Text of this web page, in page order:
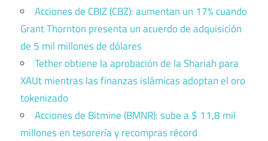
Acciones de CBIZ (CBZ): aumentan un 17% cuando
Grant Thornton presenta un acuerdo de adquisición
de 5 mil millones de dólares
Tether obtiene la aprobación de la Shariah para
XAUt mientras las finanzas islámicas adoptan el oro
tokenizado
Acciones de Bitmine (BMNR): sube a $ 11,8 mil
millones en tesorería y recompras récord